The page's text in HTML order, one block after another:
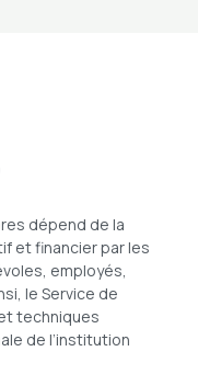
dépend de la
et financier par les
employés,
le Service de
techniques
de l’institution